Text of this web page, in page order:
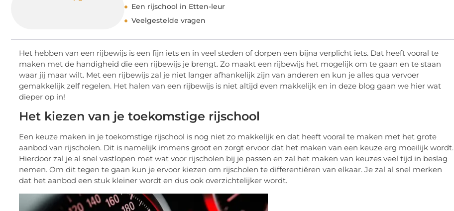
Een rijschool in Etten-leur
Veelgestelde vragen
Het hebben van een rijbewijs is een fijn iets en in veel steden of dorpen een bijna verplicht iets. Dat heeft vooral te
maken met de handigheid die een rijbewijs je brengt. Zo maakt een rijbewijs het mogelijk om te gaan en te staan
waar jij maar wilt. Met een rijbewijs zal je niet langer afhankelijk zijn van anderen en kun je alles qua vervoer
gemakkelijk zelf regelen. Het halen van een rijbewijs is niet altijd even makkelijk en in deze blog gaan we hier wat
dieper op in!
Het kiezen van je toekomstige rijschool
Een keuze maken in je toekomstige rijschool is nog niet zo makkelijk en dat heeft vooral te maken met het grote
aanbod van rijscholen. Dit is namelijk immens groot en zorgt ervoor dat het maken van een keuze erg moeilijk wordt.
Hierdoor zal je al snel vastlopen met wat voor rijscholen bij je passen en zal het maken van keuzes veel tijd in beslag
nemen. Om dit tegen te gaan kun je ervoor kiezen om rijscholen te differentiëren van elkaar. Je zal al snel merken
dat het aanbod een stuk kleiner wordt en dus ook overzichtelijker wordt.